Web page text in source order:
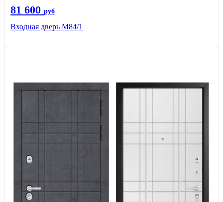
81 600 руб
Входная дверь M84/1